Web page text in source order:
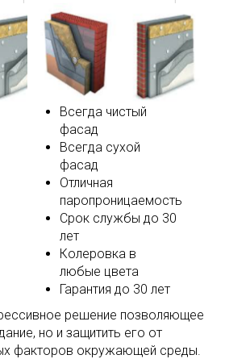
Всегда чистый
фасад
Всегда сухой
фасад
Отличная
паропроницаемость
Срок службы до 30
лет
Колеровка в
любые цвета
Гарантия до 30 лет
решение позволяющее
но и защитить его от
факторов окружающей среды.